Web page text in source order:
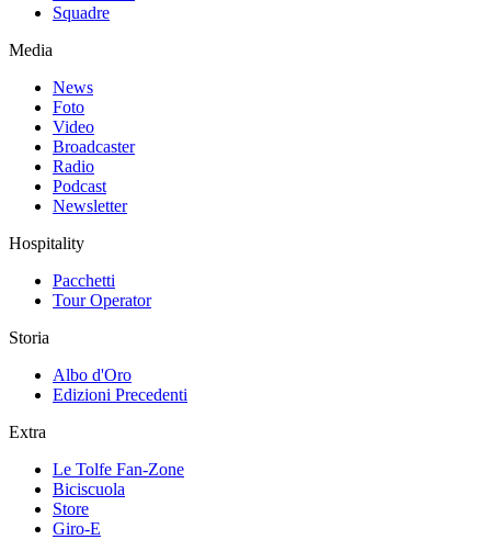
Squadre
Media
News
Foto
Video
Broadcaster
Radio
Podcast
Newsletter
Hospitality
Pacchetti
Tour Operator
Storia
Albo d'Oro
Edizioni Precedenti
Extra
Le Tolfe Fan-Zone
Biciscuola
Store
Giro-E